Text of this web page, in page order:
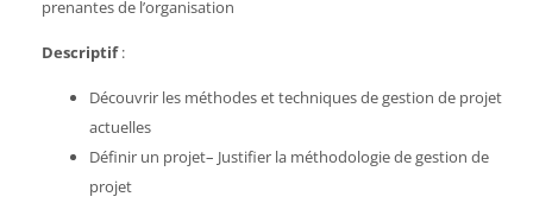
prenantes de l’organisation
Descriptif:
Découvrir les méthodes et techniques de gestion de projet
actuelles
Définir un projet– Justifier la méthodologie de gestion de
projet